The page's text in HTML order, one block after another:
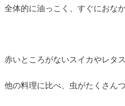
全体的に油っこく、すぐにおな
赤いところがないスイカやレタ
他の料理に比べ、虫がたくさん